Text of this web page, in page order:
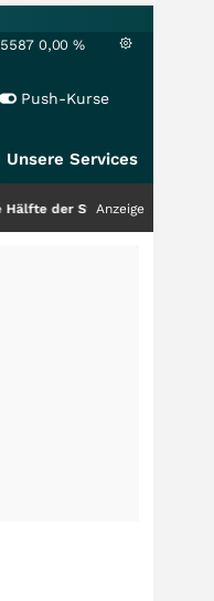
0,00 %
Push-Kurse
Unsere Services
+++ Anzeige